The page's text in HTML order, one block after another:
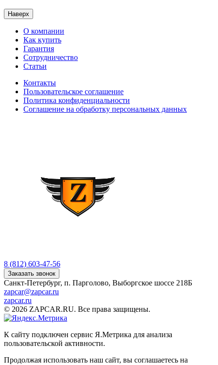
Наверх
О компании
Как купить
Гарантия
Сотрудничество
Статьи
Контакты
Пользовательское соглашение
Политика конфиденциальности
Соглашение на обработку персональных данных
8 (812) 603-47-56
Заказать звонок
Санкт-Петербург, п. Парголово, Выборгское шоссе 218Б
zapcar@zapcar.ru
zapcar.ru
© 2026 ZAPCAR.RU. Все права защищены.
К сайту подключен сервис Я.Метрика для анализа
пользовательской активности.
Продолжая использовать наш сайт, вы соглашаетесь на